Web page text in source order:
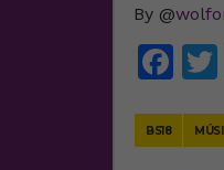
By @
BS18